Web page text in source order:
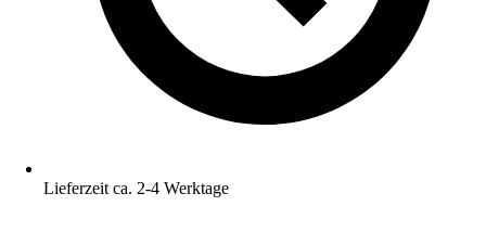
Lieferzeit ca. 2-4 Werktage